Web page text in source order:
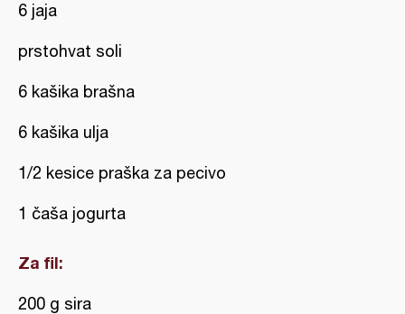
6 jaja
prstohvat soli
6 kašika brašna
6 kašika ulja
1/2 kesice praška za pecivo
1 čaša jogurta
Za fil:
200 g sira